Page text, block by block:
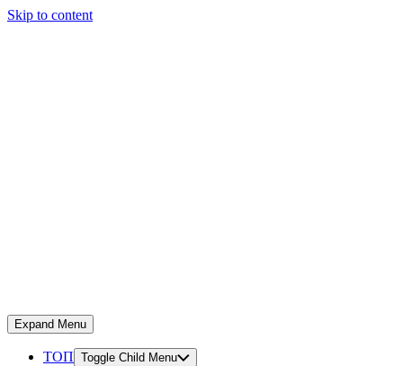
Skip to content
Expand Menu
ТОП Toggle Child Menu